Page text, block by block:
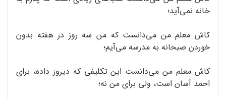
خانه نمی‌آید؛
کاش معلم من می‌دانست که من سه روز در هفته بدون
خوردن صبحانه به مدرسه می‌آیم؛
کاش معلم من می‌دانست این تکلیفی که دیروز داده، برای
احمد آسان است، ولی برای من نه؛